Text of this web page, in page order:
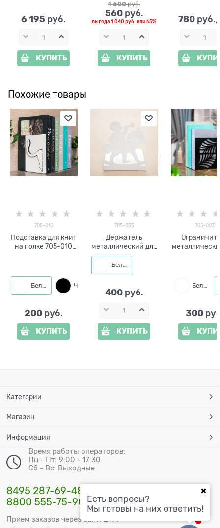
6 195 руб.
КУПИТЬ
1 600 руб.
560 руб.
выгода1 040 руб. или65%
КУПИТЬ
780
Похожие товары
705-010
Подставка для книг
на полке 705-010
Белый
200 руб.
КУПИТЬ
705-035
Держатель
металлический для
книг на полке 705-
035
Белый
400 руб.
КУПИТЬ
705-003
Белый
300
Категории
Магазин
Информация
Время работы операторов:
Пн - Пт: 9:00 - 17:30
Сб - Вс: Выходные
8495 287-69-48
8800 555-75-90
Прием заказов через сайт: 24/7
Есть вопросы?
Мы готовы на них ответить!